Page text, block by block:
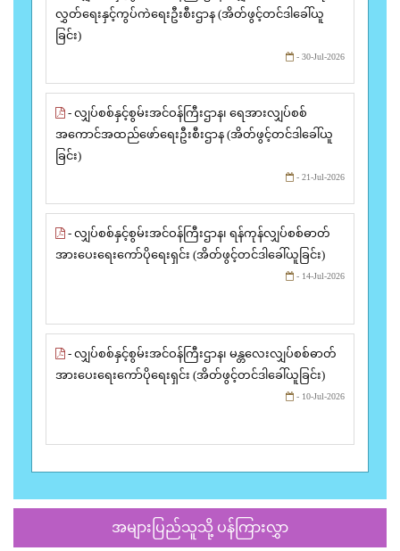
လွှတ်ရေးနှင့်ကွပ်ကဲရေးဦးစီးဌာန (အိတ်ဖွင့်တင်ဒါခေါ်ယူ
ခြင်း)
- 30-Jul-2026
- လျှပ်စစ်နှင့်စွမ်းအင်ဝန်ကြီးဌာန၊ ရေအားလျှပ်စစ်
အကောင်အထည်ဖော်ရေးဦးစီးဌာန (အိတ်ဖွင့်တင်ဒါခေါ်ယူ
ခြင်း)
- 21-Jul-2026
- လျှပ်စစ်နှင့်စွမ်းအင်ဝန်ကြီးဌာန၊ ရန်ကုန်လျှပ်စစ်ဓာတ်
အားပေးရေးကော်ပိုရေးရှင်း (အိတ်ဖွင့်တင်ဒါခေါ်ယူခြင်း)
- 14-Jul-2026
- လျှပ်စစ်နှင့်စွမ်းအင်ဝန်ကြီးဌာန၊ မန္တလေးလျှပ်စစ်ဓာတ်
အားပေးရေးကော်ပိုရေးရှင်း (အိတ်ဖွင့်တင်ဒါခေါ်ယူခြင်း)
- 10-Jul-2026
အများပြည်သူသို့ ပန်ကြားလွှာ